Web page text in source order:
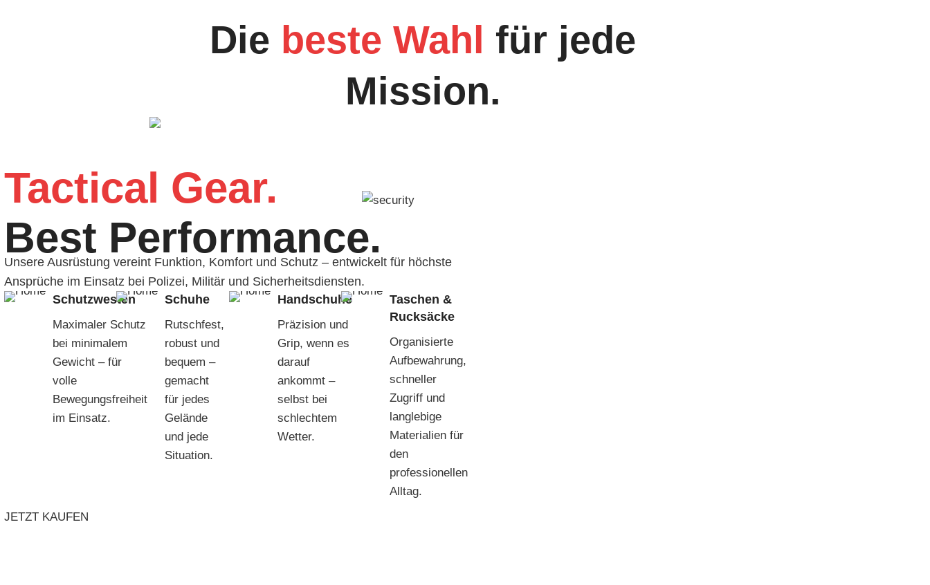
Die beste Wahl für jede
Mission.
Tactical Gear.
Best Performance.
Unsere Ausrüstung vereint Funktion, Komfort und Schutz – entwickelt für höchste
Ansprüche im Einsatz bei Polizei, Militär und Sicherheitsdiensten.
Schutzwesten
Maximaler Schutz
bei minimalem
Gewicht – für
volle
Bewegungsfreiheit
im Einsatz.
Schuhe
Rutschfest,
robust und
bequem –
gemacht
für jedes
Gelände
und jede
Situation.
Handschuhe
Präzision und
Grip, wenn es
darauf
ankommt –
selbst bei
schlechtem
Wetter.
Taschen &
Rucksäcke
Organisierte
Aufbewahrung,
schneller
Zugriff und
langlebige
Materialien für
den
professionellen
Alltag.
JETZT KAUFEN